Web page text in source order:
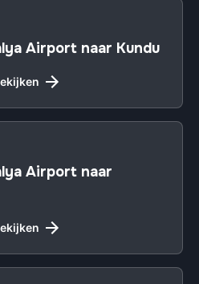
Airport naar Kundu
Airport naar